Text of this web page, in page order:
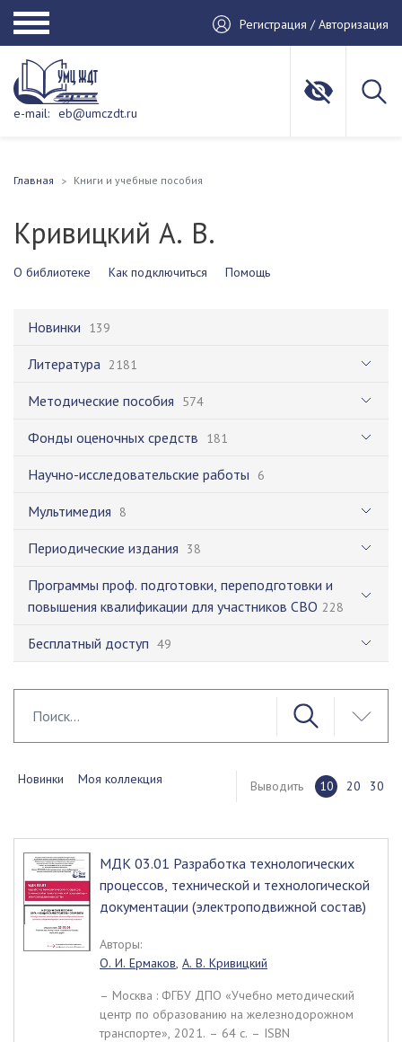
Регистрация / Авторизация
e-mail: eb@umczdt.ru
Главная Книги и учебные пособия
Кривицкий А. В.
О библиотеке Как подключиться Помощь
Новинки 139
Литература 2181
Методические пособия 574
Фонды оценочных средств 181
Научно-исследовательские работы 6
Мультимедия 8
Периодические издания 38
Программы проф. подготовки, переподготовки и
повышения квалификации для участников СВО 228
Бесплатный доступ 49
Новинки Моя коллекция Выводить 10 20 30
МДК 03.01 Разработка технологических
процессов, технической и технологической
документации (электроподвижной состав)
Авторы:
О. И. Ермаков, А. В. Кривицкий
– Москва : ФГБУ ДПО «Учебно методический
центр по образованию на железнодорожном
транспорте», 2021. – 64 c. – ISBN